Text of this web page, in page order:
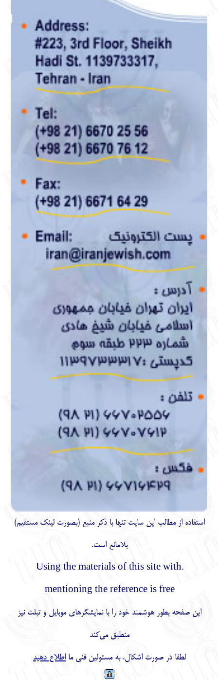
استفاده از مطالب اين سايت تنها با ذكر منبع (بصورت لینک مستقیم)
بلامانع است.
.Using the materials of this site with
mentioning the reference is free
این صفحه بطور هوشمند خود را با نمایشگرهای موبایل و تبلت نیز
منطبق می‌کند
لطفا در صورت اشکال، به مسئولین فنی ما اطلاع دهید